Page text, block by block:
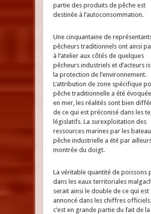
partie des produits de pêche est
destinée à l’autoconsommation.
Une cinquantaine de
pêcheurs traditionnels ont ainsi
à l’atelier aux côtés de quelques
pêcheurs industriels et d’acteurs
la protection de l’environnement.
L’attribution de zone spécifique
pêche traditionnelle a été
en mer, les réalités sont bien
de ce qui est préconisé dans les
législatifs. La surexploitation des
ressources marines par les
pêche industrielle a été par
montrée du doigt.
La véritable quantité de poissons
dans les eaux territoriales
serait ainsi le double de ce qui est
annoncé dans les chiffres
c’est en grande partie du fait de